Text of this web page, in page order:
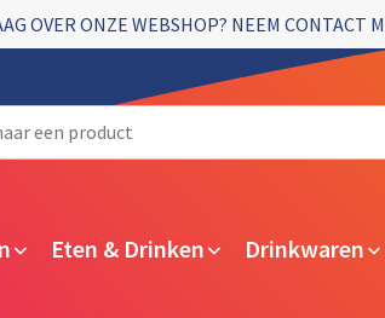
OVER ONZE WEBSHOP? NEEM CONTACT
Eten & Drinken Drinkwaren